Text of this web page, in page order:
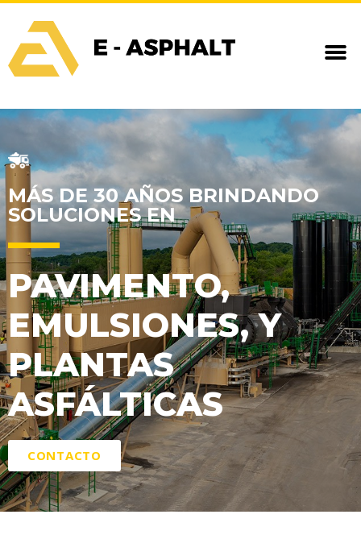
MÁS DE 30 AÑOS BRINDANDO
SOLUCIONES EN
PAVIMENTO,
EMULSIONES, Y
PLANTAS
ASFÁLTICAS
CONTACTO